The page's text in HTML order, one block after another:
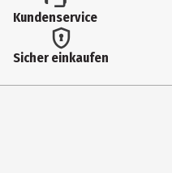
0 Jahre
Artikelnummer des Herstellers
Kundenservice
Sicher einkaufen